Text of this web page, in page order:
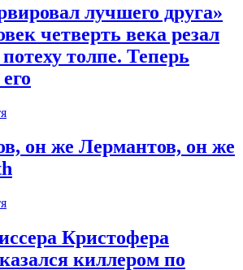
лучшего друга»
четверть века резал
толпе. Теперь
он же Лермантов, он же
Кристофера
киллером по